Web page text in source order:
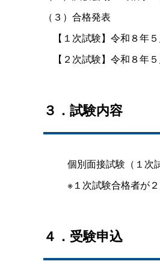
（３）合格発表
【１次試験】令和８年
【２次試験】令和８年
３．試験内容
個別面接試験（１次
※１次試験合格者が
４．受験申込